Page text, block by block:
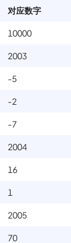
对应数字
10000
2003
-5
-2
-7
2004
16
1
2005
70